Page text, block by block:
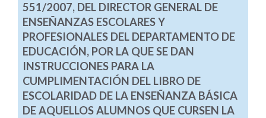
551/2007, DEL DIRECTOR GENERAL DE
ENSEÑANZAS ESCOLARES Y
PROFESIONALES DEL DEPARTAMENTO DE
EDUCACIÓN, POR LA QUE SE DAN
INSTRUCCIONES PARA LA
CUMPLIMENTACIÓN DEL LIBRO DE
ESCOLARIDAD DE LA ENSEÑANZA BÁSICA
DE AQUELLOS ALUMNOS QUE CURSEN LA